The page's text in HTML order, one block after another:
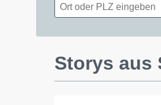
Storys aus